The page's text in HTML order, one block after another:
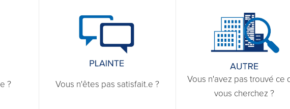
? Vous n'êtes pas satisfait.e ?
Vous n'avez pas trouvé ce
vous cherchez ?